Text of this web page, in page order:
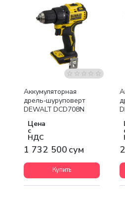
Аккумуляторная
дрель-шуруповерт
DEWALT DCD708N
Цена
с
НДС
1 732 500 сум
Купить